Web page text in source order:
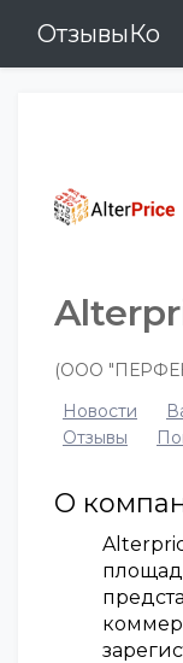
ОтзывыКо
(ООО
Новости
Отзывы
О